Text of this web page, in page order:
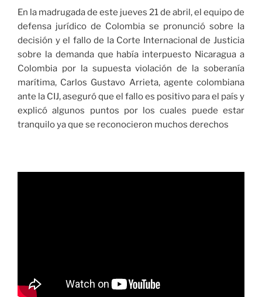
En la madrugada de este jueves 21 de abril, el equipo de
defensa jurídico de Colombia se pronunció sobre la
decisión y el fallo de la Corte Internacional de Justicia
sobre la demanda que había interpuesto Nicaragua a
Colombia por la supuesta violación de la soberanía
marítima, Carlos Gustavo Arrieta, agente colombiana
ante la CIJ, aseguró que el fallo es positivo para el país y
explicó algunos puntos por los cuales puede estar
tranquilo ya que se reconocieron muchos derechos